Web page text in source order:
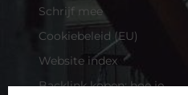
Schrijf mee
Cookiebeleid (EU)
Website index
Backlink kopen: hoe je